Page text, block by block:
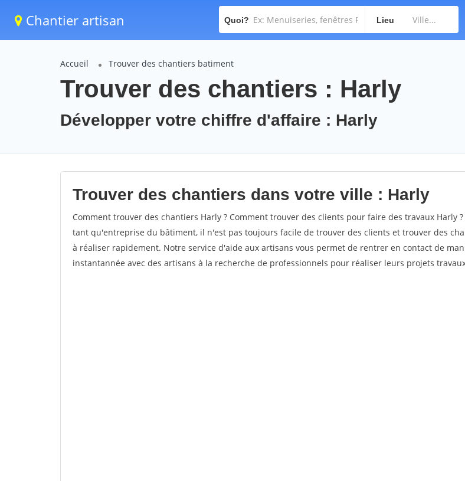
Chantier artisan Quoi? Lieu
Accueil Trouver des chantiers batiment
Trouver des chantiers : Harly
Développer votre chiffre d'affaire : Harly
Trouver des chantiers dans votre ville : Harly
Comment trouver des chantiers Harly ? Comment trouver des clients pour faire des travaux Harly ?
tant qu'entreprise du bâtiment, il n'est pas toujours facile de trouver des clients et trouver des
à réaliser rapidement. Notre service d'aide aux artisans vous permet de rentrer en contact de
instantannée avec des artisans à la recherche de professionnels pour réaliser leurs projets